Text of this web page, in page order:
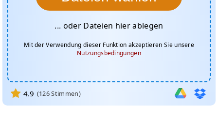
... oder Dateien hier ablegen
Mit der Verwendung dieser Funktion akzeptieren Sie unsere
Nutzungsbedingungen
4.9 (126Stimmen)